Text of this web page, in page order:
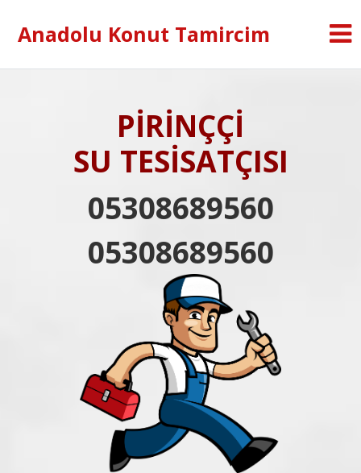
Anadolu Konut Tamircim
PİRİNÇÇİ
SU TESİSATÇISI
05308689560
05308689560